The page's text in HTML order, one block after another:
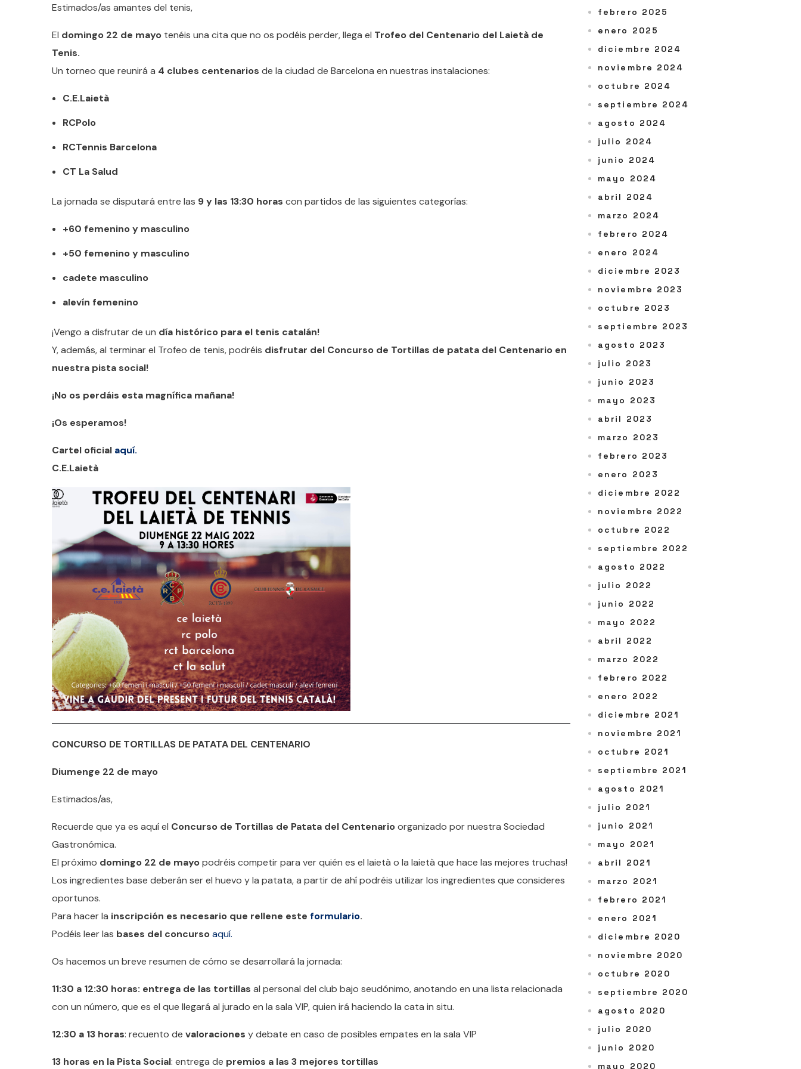
Estimados/as amantes del tenis,
El domingo 22 de mayo tenéis una cita que no os podéis perder, llega el Trofeo del Centenario del Laietà de
Tenis.
Un torneo que reunirá a 4 clubes centenarios de la ciudad de Barcelona en nuestras instalaciones:
C.E.Laietà
RCPolo
RCTennis Barcelona
CT La Salud
La jornada se disputará entre las 9 y las 13:30 horas con partidos de las siguientes categorías:
+60 femenino y masculino
+50 femenino y masculino
cadete masculino
alevín femenino
¡Vengo a disfrutar de un día histórico para el tenis catalán!
Y, además, al terminar el Trofeo de tenis, podréis disfrutar del Concurso de Tortillas de patata del Centenario en
nuestra pista social!
¡No os perdáis esta magnífica mañana!
¡Os esperamos!
Cartel oficial aquí.
C.E.Laietà
CONCURSO DE TORTILLAS DE PATATA DEL CENTENARIO
Diumenge 22 de mayo
Estimados/as,
Recuerde que ya es aquí el Concurso de Tortillas de Patata del Centenarioorganizado por nuestra Sociedad
Gastronómica.
El próximo domingo 22 de mayopodréis competir para ver quién es el laietà o la laietà que hace las mejores truchas!
Los ingredientes base deberán ser el huevo y la patata, a partir de ahí podréis utilizar los ingredientes que consideres
oportunos.
Para hacer la inscripción es necesario que rellene este formulario.
Podéis leer las bases del concursoaquí.
Os hacemos un breve resumen de cómo se desarrollará la jornada:
11:30 a 12:30 horas: entrega de las tortillas al personal del club bajo seudónimo, anotando en una lista relacionada
con un número, que es el que llegará al jurado en la sala VIP, quien irá haciendo la cata in situ.
12:30 a 13 horas: recuento de valoraciones y debate en caso de posibles empates en la sala VIP
13 horas en la Pista Social: entrega de premios a las 3 mejores tortillas
febrero 2025
enero 2025
diciembre 2024
noviembre 2024
octubre 2024
septiembre 2024
agosto 2024
julio 2024
junio 2024
mayo 2024
abril 2024
marzo 2024
febrero 2024
enero 2024
diciembre 2023
noviembre 2023
octubre 2023
septiembre 2023
agosto 2023
julio 2023
junio 2023
mayo 2023
abril 2023
marzo 2023
febrero 2023
enero 2023
diciembre 2022
noviembre 2022
octubre 2022
septiembre 2022
agosto 2022
julio 2022
junio 2022
mayo 2022
abril 2022
marzo 2022
febrero 2022
enero 2022
diciembre 2021
noviembre 2021
octubre 2021
septiembre 2021
agosto 2021
julio 2021
junio 2021
mayo 2021
abril 2021
marzo 2021
febrero 2021
enero 2021
diciembre 2020
noviembre 2020
octubre 2020
septiembre 2020
agosto 2020
julio 2020
junio 2020
mayo 2020